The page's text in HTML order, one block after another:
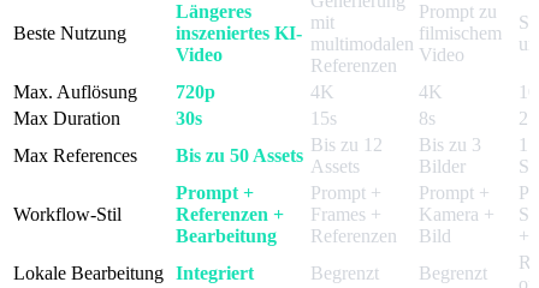
Beste Nutzung
Längeres
inszeniertes KI-
Video
mit
multimodalen
Referenzen
Prompt zu
filmischem
Video
Max. Auflösung 720p 4K 4K
Max Duration
30s 15s 8s
Max References
Bis zu 50 Assets
Bis zu 12
Assets
Bis zu 3
Bilder
1
Workflow-Stil
Prompt +
Referenzen +
Bearbeitung
Prompt +
Frames +
Referenzen
Prompt +
Kamera +
Bild
+
Lokale Bearbeitung Integriert Begrenzt Begrenzt